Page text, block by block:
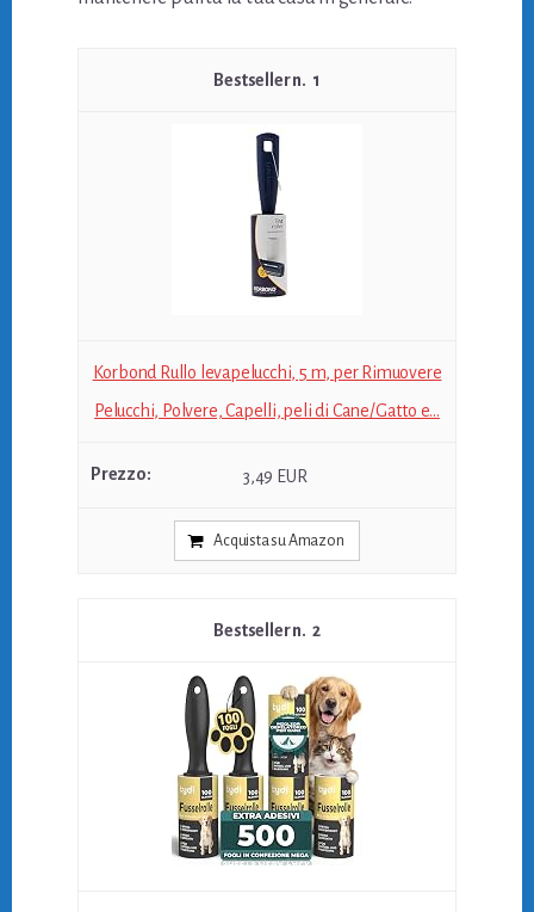
1
Korbond Rullo levapelucchi, 5 m, per Rimuovere
Pelucchi, Polvere, Capelli, peli di Cane/Gatto e...
3,49 EUR
Acquista su Amazon
2